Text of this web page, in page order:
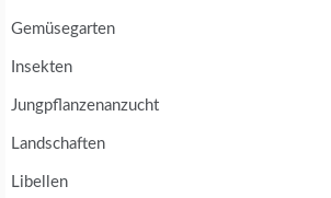
Gemüsegarten
Insekten
Jungpflanzenanzucht
Landschaften
Libellen